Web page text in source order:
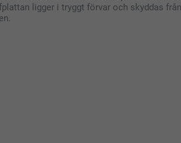
ligger i tryggt förvar och skyddas